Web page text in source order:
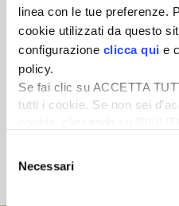
linea con le tue preferenze.
cookie utilizzati da questo
configurazione clicca qui e
policy.
Se fai clic su ACCETTA
tutti i cookie. Se non sei
desideri accettare e
delNecessari